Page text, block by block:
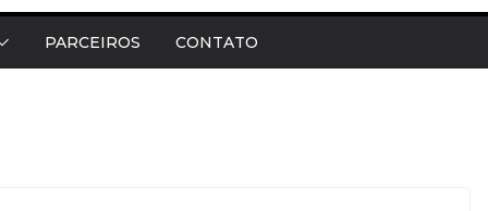
PARCEIROS CONTATO